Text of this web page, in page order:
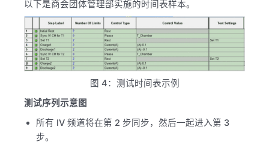
以下是商会团体管理部实施的时间表样本。
图 4：测试时间表示例
测试序列示意图
所有 IV 频道将在第 2 步同步，然后一起进入第 3
步。